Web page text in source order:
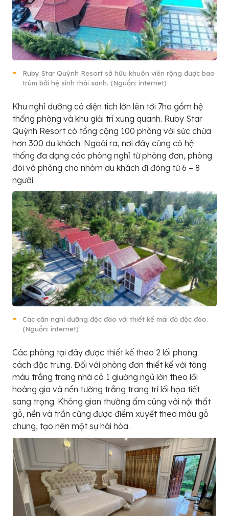
Ruby Star Quỳnh Resort sở hữu khuôn viên rộng được bao
trùm bởi hệ sinh thái xanh. (Nguồn: internet)
Khu nghỉ dưỡng có diện tích lớn lên tới 7ha gồm hệ
thống phòng và khu giải trí xung quanh. Ruby Star
Quỳnh Resort có tổng cộng 100 phòng với sức chứa
hơn 300 du khách. Ngoài ra, nơi đây cũng có hệ
thống đa dạng các phòng nghỉ từ phòng đơn, phòng
đôi và phòng cho nhóm du khách đi đông từ 6 – 8
người.
Các căn nghỉ dưỡng độc đáo với thiết kế mái đỏ độc đáo.
(Nguồn: internet)
Các phòng tại đây được thiết kế theo 2 lối phong
cách đặc trưng. Đối với phòng đơn thiết kế với tông
màu trắng trang nhã có 1 giường ngủ lớn theo lối
hoàng gia và nền tường trắng trang trí lối họa tiết
sang trọng. Không gian thường ấm cúng với nội thất
gỗ, nền và trần cũng được điểm xuyết theo màu gỗ
chung, tạo nên một sự hài hòa.